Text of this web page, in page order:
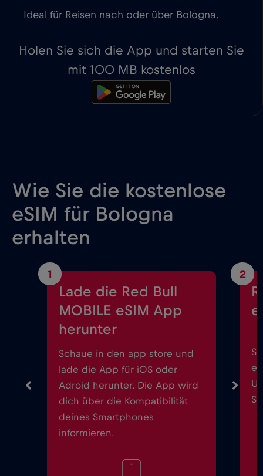
Ideal für Reisen nach oder über Bologna.
Holen Sie sich die App und starten Sie
mit 100 MB kostenlos
Wie Sie die kostenlose
eSIM für Bologna
erhalten
1
Lade die Red Bull
MOBILE eSIM App
herunter
Schaue in den app store und
lade die App für iOS oder
Adroid herunter. Die App wird
dich über die Kompatibilität
deines Smartphones
informieren.
2